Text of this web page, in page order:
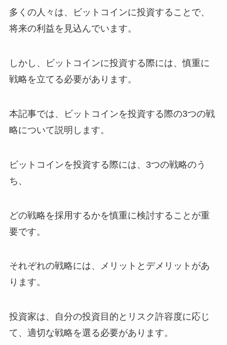
多くの人々は、ビットコインに投資することで、
将来の利益を見込んでいます。
しかし、ビットコインに投資する際には、慎重に
戦略を立てる必要があります。
本記事では、ビットコインを投資する際の3つの戦
略について説明します。
ビットコインを投資する際には、3つの戦略のう
ち、
どの戦略を採用するかを慎重に検討することが重
要です。
それぞれの戦略には、メリットとデメリットがあ
ります。
投資家は、自分の投資目的とリスク許容度に応じ
て、適切な戦略を選る必要があります。